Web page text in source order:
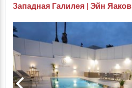
Западная Галилея | Эйн Яаков